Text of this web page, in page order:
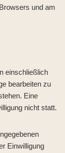
und am
einschließlich
bearbeiten zu
Eine
nicht statt.
Einwilligung